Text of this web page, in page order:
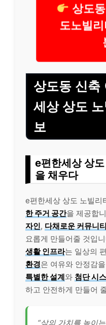
상도
도노빌
상도동 신축
세상 상도
보
e편한세상 상
을 채우다
e편한세상 상도 노빌리
한 주거 공간을 제공합
자인, 다채로운 커뮤니
요롭게 만들어줄 것입
생활 인프라는 일상의
환경은 여유와 안정감
특별한 설계와 첨단 시
하고 안전하게 만들어
“삶의 가치를 높이